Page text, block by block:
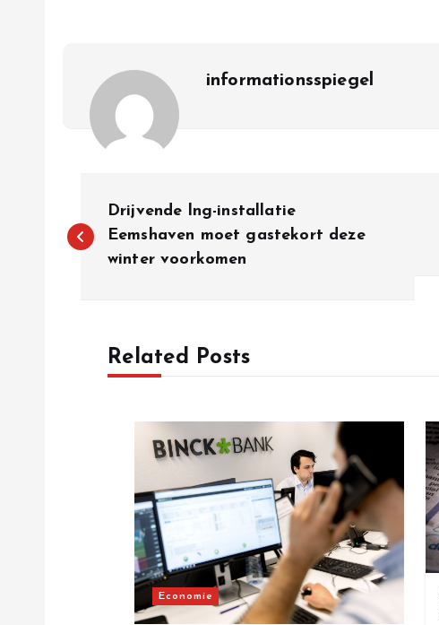
informationsspiegel
o
Drijvende lng-installatie
Eemshaven moet gastekort deze
winter voorkomen
Related Posts
Economie